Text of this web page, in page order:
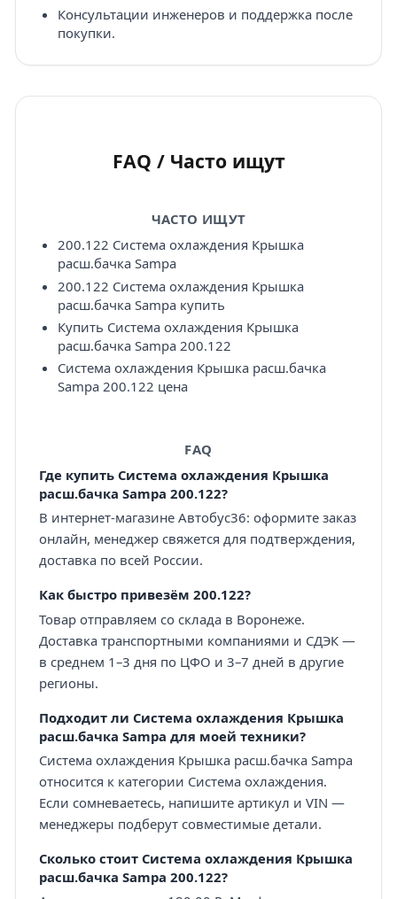
Консультации инженеров и поддержка после
покупки.
FAQ / Часто ищут
ЧАСТО ИЩУТ
200.122 Система охлаждения Крышка
расш.бачка Sampa
200.122 Система охлаждения Крышка
расш.бачка Sampa купить
Купить Система охлаждения Крышка
расш.бачка Sampa 200.122
Система охлаждения Крышка расш.бачка
Sampa 200.122 цена
FAQ
Где купить Система охлаждения Крышка
расш.бачка Sampa 200.122?
В интернет-магазине Автобус36: оформите заказ
онлайн, менеджер свяжется для подтверждения,
доставка по всей России.
Как быстро привезём 200.122?
Товар отправляем со склада в Воронеже.
Доставка транспортными компаниями и СДЭК —
в среднем 1–3 дня по ЦФО и 3–7 дней в другие
регионы.
Подходит ли Система охлаждения Крышка
расш.бачка Sampa для моей техники?
Система охлаждения Крышка расш.бачка Sampa
относится к категории Система охлаждения.
Если сомневаетесь, напишите артикул и VIN —
менеджеры подберут совместимые детали.
Сколько стоит Система охлаждения Крышка
расш.бачка Sampa 200.122?